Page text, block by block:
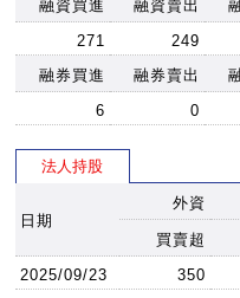
融資買進 融資賣出
271
249
融券買進
融券賣出
6
0
法人持股
日期
外資
買賣超
2025/09/23
350